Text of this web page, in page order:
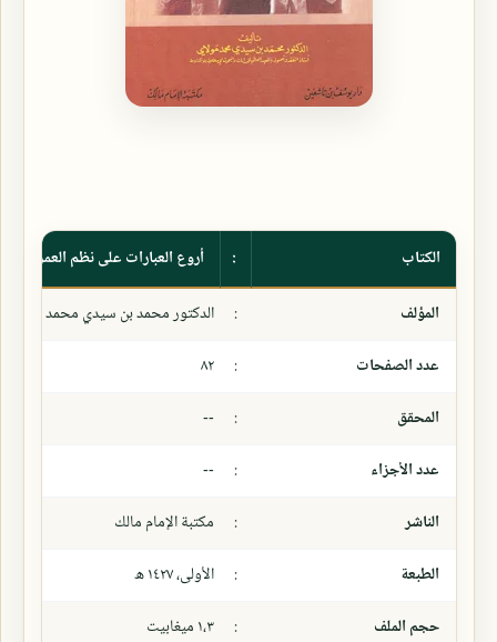
الكتاب :
أروع العبارات على نظم العمريطي
المؤلف
:
الدكتور محمد بن سيدي محمد مولاي
عدد الصفحات
:
٨٢
المحقق
:
--
عدد الأجزاء
:
--
الناشر
:
مكتبة الإمام مالك
الطبعة
:
الأولى، ١٤٢٧ ھ
حجم الملف
: ١،٣ ميغابيت